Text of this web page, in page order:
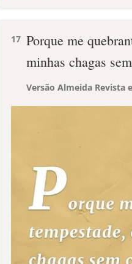
17 Porque me
minhas chagas
Versão Almeida Revista